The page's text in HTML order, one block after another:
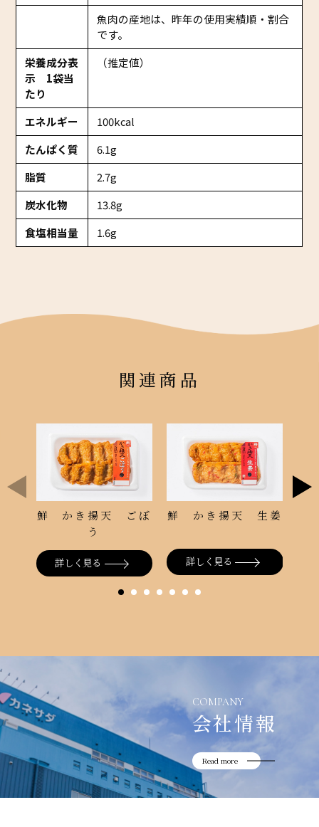
魚肉の産地は、昨年の使用実績順・割合
です。
栄養成分表
示 1袋当
たり
（推定値）
エネルギー
100kcal
たんぱく質
6.1g
脂質
2.7g
炭水化物
13.8g
食塩相当量
1.6g
関連商品
鮮 かき揚天 ごぼ
う
詳しく見る
鮮 かき揚天 生姜
詳しく見る
COMPANY
会社情報
Read more